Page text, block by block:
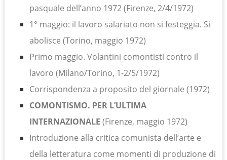
pasquale dell’anno 1972 (Firenze, 2/4/1972)
1° maggio: il lavoro salariato non si festeggia. Si
abolisce (Torino, maggio 1972)
Primo maggio. Volantini comontisti contro il
lavoro (Milano/Torino, 1-2/5/1972)
Corrispondenza a proposito del giornale (1972)
COMONTISMO. PER L’ULTIMA
INTERNAZIONALE (Firenze, maggio 1972)
Introduzione alla critica comunista dell’arte e
della letteratura come momenti di produzione di